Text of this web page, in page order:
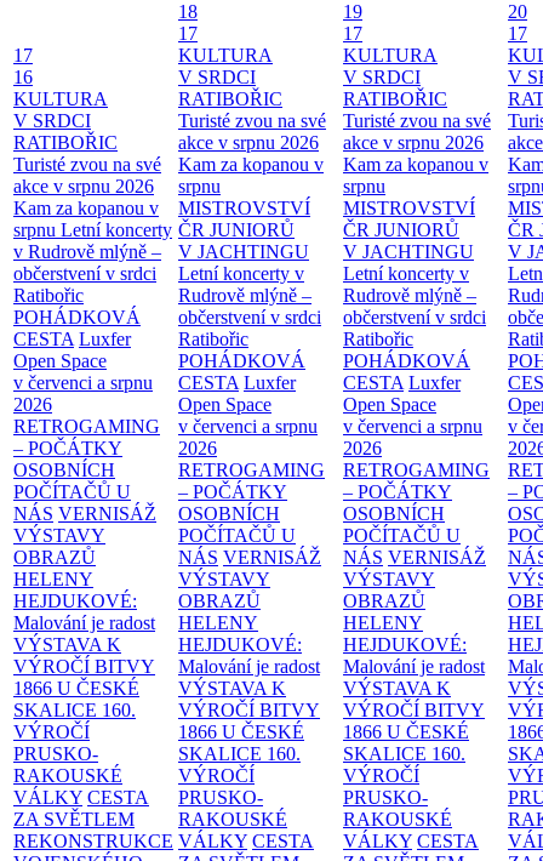
17
16
KULTURA
V SRDCI
RATIBOŘIC
Turisté zvou na své
akce v srpnu 2026
Kam za kopanou v
srpnu Letní koncerty
v Rudrově mlýně –
občerstvení v srdci
Ratibořic
POHÁDKOVÁ
CESTA Luxfer
Open Space
v červenci a srpnu
2026
RETROGAMING
– POČÁTKY
OSOBNÍCH
POČÍTAČŮ U
NÁS VERNISÁŽ
VÝSTAVY
OBRAZŮ
HELENY
HEJDUKOVÉ:
Malování je radost
VÝSTAVA K
VÝROČÍ BITVY
1866 U ČESKÉ
SKALICE 160.
VÝROČÍ
PRUSKO-
RAKOUSKÉ
VÁLKY CESTA
ZA SVĚTLEM
REKONSTRUKCE
18
17
KULTURA
V SRDCI
RATIBOŘIC
Turisté zvou na své
akce v srpnu 2026
Kam za kopanou v
srpnu
MISTROVSTVÍ
ČR JUNIORŮ
V JACHTINGU
Letní koncerty v
Rudrově mlýně –
občerstvení v srdci
Ratibořic
POHÁDKOVÁ
CESTA Luxfer
Open Space
v červenci a srpnu
2026
RETROGAMING
– POČÁTKY
OSOBNÍCH
POČÍTAČŮ U
NÁS VERNISÁŽ
VÝSTAVY
OBRAZŮ
HELENY
HEJDUKOVÉ:
Malování je radost
VÝSTAVA K
VÝROČÍ BITVY
1866 U ČESKÉ
SKALICE 160.
VÝROČÍ
PRUSKO-
RAKOUSKÉ
VÁLKY CESTA
19
17
KULTURA
V SRDCI
RATIBOŘIC
Turisté zvou na své
akce v srpnu 2026
Kam za kopanou v
srpnu
MISTROVSTVÍ
ČR JUNIORŮ
V JACHTINGU
Letní koncerty v
Rudrově mlýně –
občerstvení v srdci
Ratibořic
POHÁDKOVÁ
CESTA Luxfer
Open Space
v červenci a srpnu
2026
RETROGAMING
– POČÁTKY
OSOBNÍCH
POČÍTAČŮ U
NÁS VERNISÁŽ
VÝSTAVY
OBRAZŮ
HELENY
HEJDUKOVÉ:
Malování je radost
VÝSTAVA K
VÝROČÍ BITVY
1866 U ČESKÉ
SKALICE 160.
VÝROČÍ
PRUSKO-
RAKOUSKÉ
VÁLKY CESTA
20
17
V
ČR
V
v
–